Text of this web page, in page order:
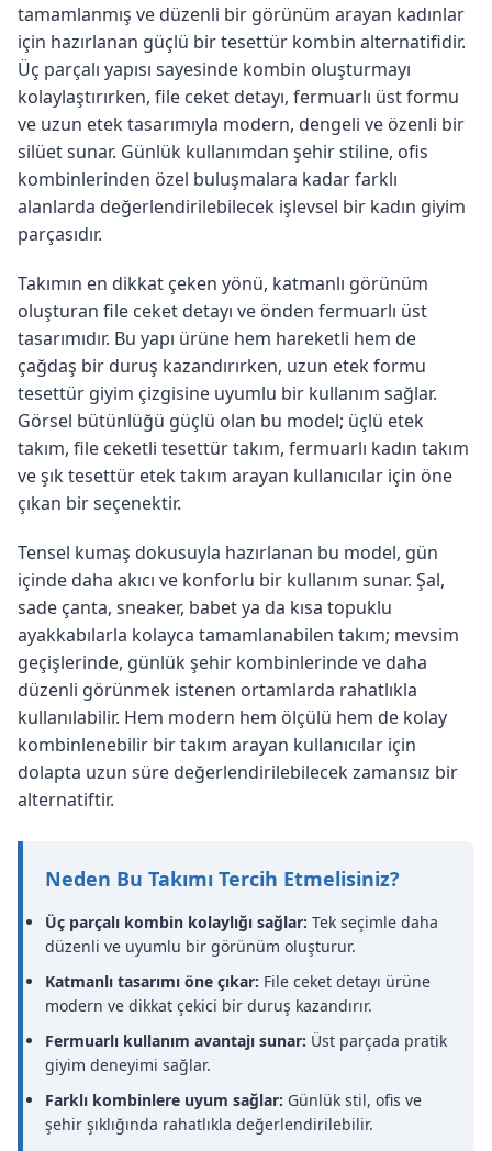
tamamlanmış ve düzenli bir görünüm arayan kadınlar
için hazırlanan güçlü bir tesettür kombin alternatifidir.
Üç parçalı yapısı sayesinde kombin oluşturmayı
kolaylaştırırken, file ceket detayı, fermuarlı üst formu
ve uzun etek tasarımıyla modern, dengeli ve özenli bir
silüet sunar. Günlük kullanımdan şehir stiline, ofis
kombinlerinden özel buluşmalara kadar farklı
alanlarda değerlendirilebilecek işlevsel bir kadın giyim
parçasıdır.
Takımın en dikkat çeken yönü, katmanlı görünüm
oluşturan file ceket detayı ve önden fermuarlı üst
tasarımıdır. Bu yapı ürüne hem hareketli hem de
çağdaş bir duruş kazandırırken, uzun etek formu
tesettür giyim çizgisine uyumlu bir kullanım sağlar.
Görsel bütünlüğü güçlü olan bu model; üçlü etek
takım, file ceketli tesettür takım, fermuarlı kadın takım
ve şık tesettür etek takım arayan kullanıcılar için öne
çıkan bir seçenektir.
Tensel kumaş dokusuyla hazırlanan bu model, gün
içinde daha akıcı ve konforlu bir kullanım sunar. Şal,
sade çanta, sneaker, babet ya da kısa topuklu
ayakkabılarla kolayca tamamlanabilen takım; mevsim
geçişlerinde, günlük şehir kombinlerinde ve daha
düzenli görünmek istenen ortamlarda rahatlıkla
kullanılabilir. Hem modern hem ölçülü hem de kolay
kombinlenebilir bir takım arayan kullanıcılar için
dolapta uzun süre değerlendirilebilecek zamansız bir
alternatiftir.
Neden Bu Takımı Tercih Etmelisiniz?
Üç parçalı kombin kolaylığı sağlar: Tek seçimle daha
düzenli ve uyumlu bir görünüm oluşturur.
Katmanlı tasarımı öne çıkar: File ceket detayı ürüne
modern ve dikkat çekici bir duruş kazandırır.
Fermuarlı kullanım avantajı sunar: Üst parçada pratik
giyim deneyimi sağlar.
Farklı kombinlere uyum sağlar: Günlük stil, ofis ve
şehir şıklığında rahatlıkla değerlendirilebilir.